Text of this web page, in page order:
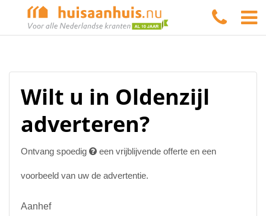
Wilt u in Oldenzijl
adverteren?
Ontvang spoedig een vrijblijvende offerte en een
voorbeeld van uw de advertentie.
Aanhef